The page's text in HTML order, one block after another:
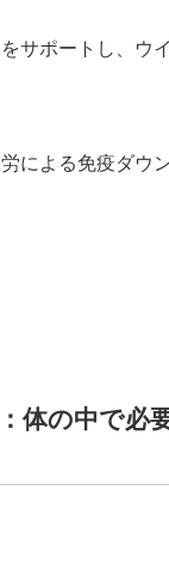
サポートし、ウ
による免疫ダウ
体の中で必